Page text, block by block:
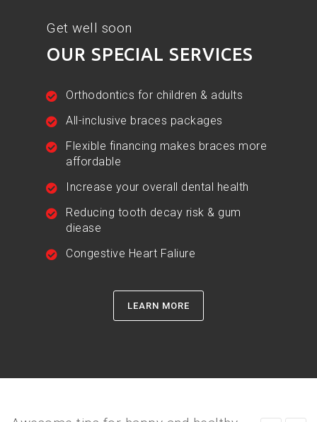
Get well soon
OUR SPECIAL SERVICES
Orthodontics for children & adults
All-inclusive braces packages
Flexible financing makes braces more
affordable
Increase your overall dental health
Reducing tooth decay risk & gum
diease
Congestive Heart Faliure
LEARN MORE